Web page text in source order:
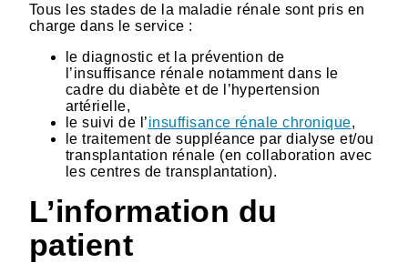
Tous les stades de la maladie rénale sont pris en
charge dans le service :
le diagnostic et la prévention de
l’insuffisance rénale notamment dans le
cadre du diabète et de l’hypertension
artérielle,
le suivi de l’insuffisance rénale chronique,
le traitement de suppléance par dialyse et/ou
transplantation rénale (en collaboration avec
les centres de transplantation).
L’information du
patient